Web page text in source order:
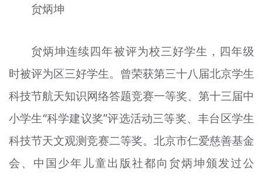
贠炳坤
贠炳坤连续四年被评为校三好学生，四年级
时被评为区三好学生。曾荣获第三十八届北京学生
科技节航天知识网络答题竞赛一等奖、第十三届中
小学生“科学建议奖”评选活动三等奖、丰台区学生
科技节天文观测竞赛二等奖。北京市仁爱慈善基金
会、中国少年儿童出版社都向贠炳坤颁发过公